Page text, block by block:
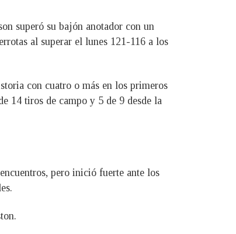
superó su bajón anotador con un
al superar el lunes 121-116 a los
con cuatro o más en los primeros
14 tiros de campo y 5 de 9 desde la
pero inició fuerte ante los